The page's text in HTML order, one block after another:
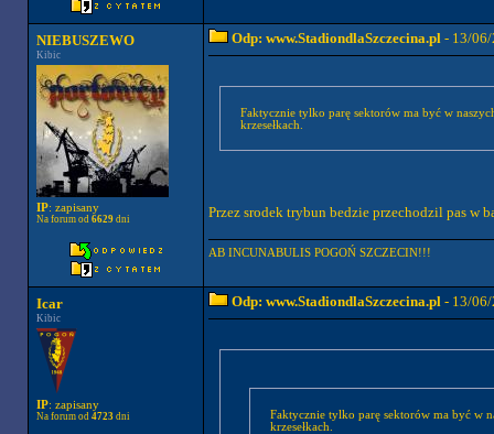
NIEBUSZEWO
Kibic
IP: zapisany
Na forum od 6629dni
Odp: www.StadiondlaSzczecina.pl- 13/06/
Faktycznie tylko parę sektorów ma być w naszych barwach a pozostałe krzesełka czarne.... Dobrze, ze chociaż napis Pogoń 1948 będzie na
krzesełkach.
Przez srodek trybun bedzie przechodzil pas w
AB INCUNABULIS POGOŃ SZCZECIN!!!
Icar
Kibic
IP: zapisany
Na forum od 4723dni
Odp: www.StadiondlaSzczecina.pl- 13/06/
Faktycznie tylko parę sektorów ma być w naszych barwach a pozostałe krzesełka czarne.... Dobrze, ze chociaż napis Pogoń 1948 będzie na
krzesełkach.